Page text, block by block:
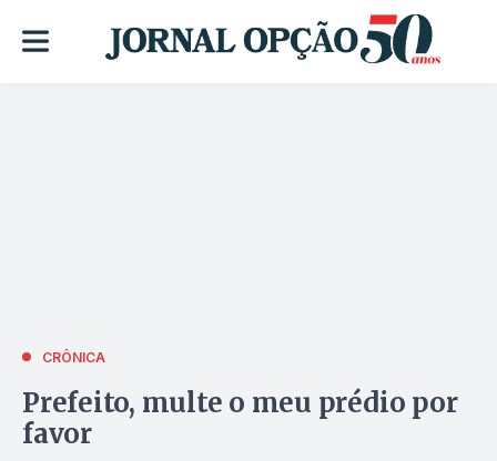
CRÔNICA
Prefeito, multe o meu prédio por
favor